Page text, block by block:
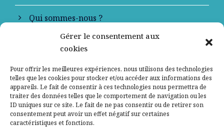
Gérer le consentement aux
cookies
Pour offrir les meilleures expériences, nous utilisons des technologies
telles que les cookies pour stocker et/ou accéder aux informations des
appareils. Le fait de consentir à ces technologies nous permettra de
traiter des données telles que le comportement de navigation ou les
ID uniques sur ce site. Le fait de ne pas consentir ou de retirer son
consentement peut avoir un effet négatif sur certaines
caractéristiques et fonctions.
Qui sommes-nous ?
Contactez-nous
Mentions légales
Politique de confidentialité